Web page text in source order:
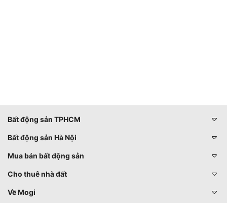
Bất động sản TPHCM
Bất động sản Hà Nội
Mua bán bất động sản
Cho thuê nhà đất
Về Mogi